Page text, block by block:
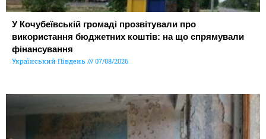
У Кочубеївській громаді прозвітували про
використання бюджетних коштів: на що спрямували
фінансування
Український Південь 07/08/2026